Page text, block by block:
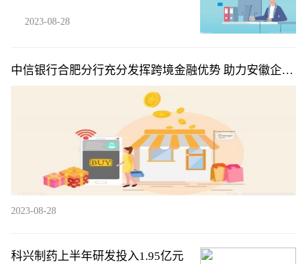
2023-08-28
中信银行合肥分行充分发挥跨境金融优势 助力安徽企业
“走出去”
2023-08-28
科兴制药上半年研发投入1.95亿元